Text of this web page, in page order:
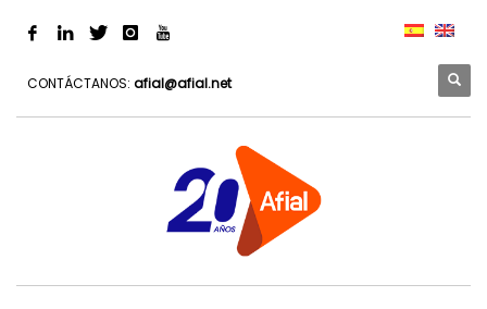
CONTÁCTANOS: afial@afial.net